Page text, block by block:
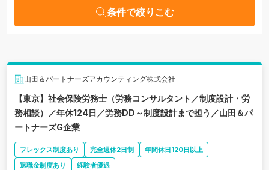
条件で絞りこむ
山田＆パートナーズアカウンティング株式会社
【東京】社会保険労務士（労務コンサルタント／制度設計・労
務相談）／年休124日／労務DD～制度設計まで担う／山田＆パ
ートナーズG企業
フレックス制度あり 完全週休2日制
年間休日120日以上
退職金制度あり
経験者優遇